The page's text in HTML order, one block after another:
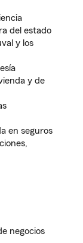
del estado
y los
y de
en seguros
negocios